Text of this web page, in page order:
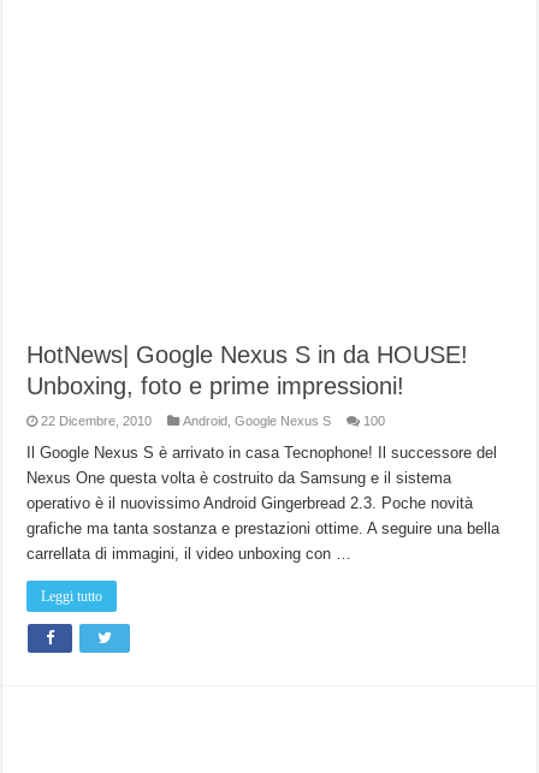
HotNews| Google Nexus S in da HOUSE!
Unboxing, foto e prime impressioni!
22 Dicembre, 2010 Android ,Google Nexus S 100
Il Google Nexus S è arrivato in casa Tecnophone! Il successore del
Nexus One questa volta è costruito da Samsung e il sistema
operativo è il nuovissimo Android Gingerbread 2.3. Poche novità
grafiche ma tanta sostanza e prestazioni ottime. A seguire una bella
carrellata di immagini, il video unboxing con …
Leggi tutto